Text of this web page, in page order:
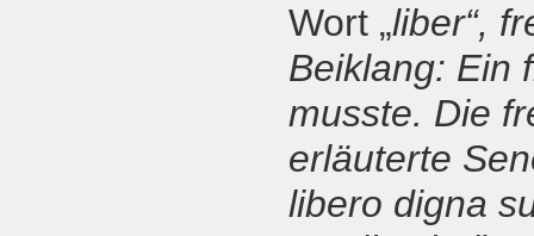
Wort „liber“,
Beiklang: Ein
musste. Die
erläuterte
libero digna